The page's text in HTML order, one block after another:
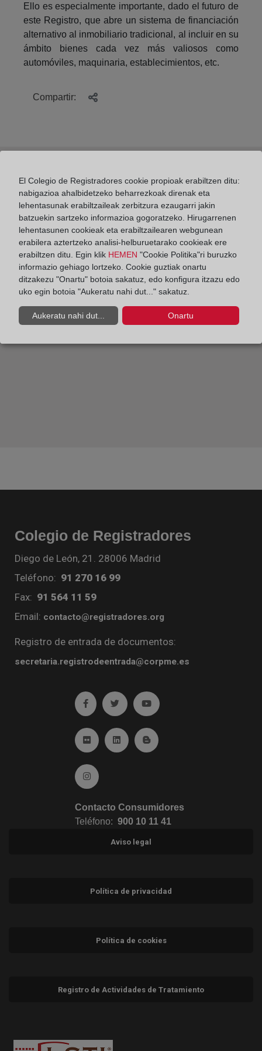
Ello es especialmente importante, dado el futuro de
este Registro, que abre un sistema de financiación
alternativo al inmobiliario tradicional, al incluir en su
ámbito bienes cada vez más valiosos como
automóviles, maquinaria, establecimientos, etc.
Compartir:
¿Para qué sirve el Registro de la Propiedad?
Ventajas de inscribir y riesgos de no hacerlo
¿Qué es y cómo funciona el nuevo Registro Público
Concursal?
Colegio de Registradores
Diego de León, 21. 28006 Madrid
Teléfono: 91 270 16 99
Fax: 91 564 11 59
Email: contacto@registradores.org
Registro de entrada de documentos:
secretaria.registrodeentrada@corpme.es
Ir a facebook (abre en ventana nueva)
Ir a twitter (abre en ventana nueva)
Ir a YouTube (abre en
Ir a Flickr (abre en ventana nueva)
Ir a Linkedin (abre en ventana nueva)
Ir al Blog (abre en ventana
Ir a Instagram (abre en ventana nueva)
Contacto Consumidores
Teléfono: 900 10 11 41
Aviso legal
Política de privacidad
Política de cookies
Registro de Actividades de Tratamiento
El Colegio de Registradores cookie propioak erabiltzen ditu:
nabigazioa ahalbidetzeko beharrezkoak direnak eta
lehentasunak erabiltzaileak zerbitzura ezaugarri jakin
batzuekin sartzeko informazioa gogoratzeko. Hirugarrenen
lehentasunen cookieak eta erabiltzailearen webgunean
erabilera aztertzeko analisi-helburuetarako cookieak ere
erabiltzen ditu. Egin klik HEMEN "Cookie Politika"ri buruzko
informazio gehiago lortzeko. Cookie guztiak onartu
ditzakezu "Onartu" botoia sakatuz, edo konfigura itzazu edo
uko egin botoia "Aukeratu nahi dut..." sakatuz.
Aukeratu nahi dut... Onartu